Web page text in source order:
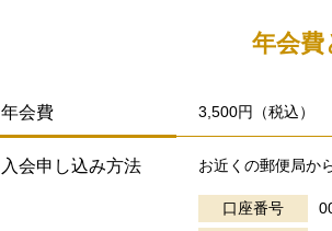
年会費
年会費 3,500円（税込）
入会申し込み方法 お近くの郵便局か
口座番号